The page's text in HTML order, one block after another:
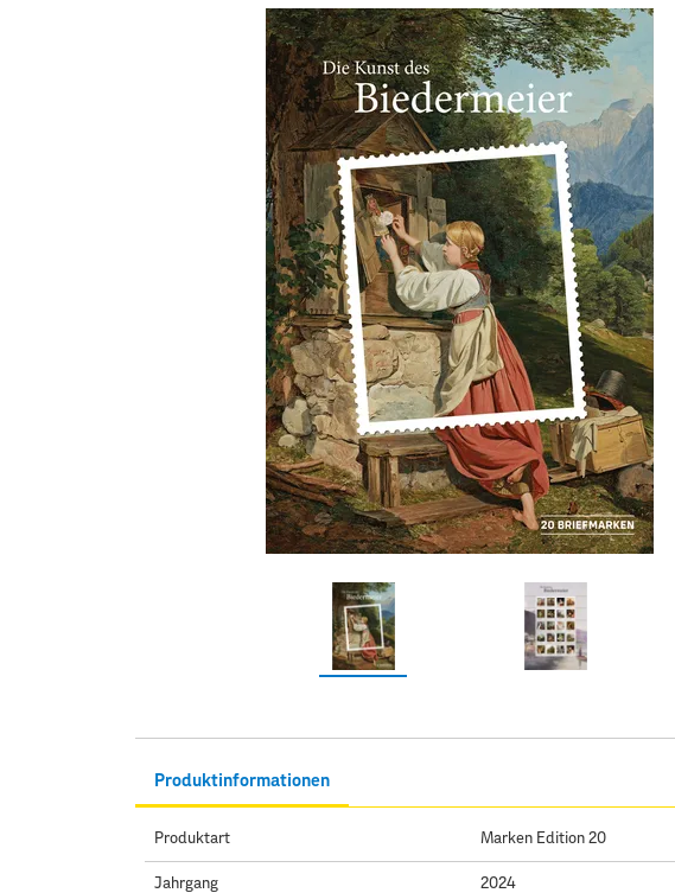
Produktinformationen
Produktart Marken Edition 20
Jahrgang 2024